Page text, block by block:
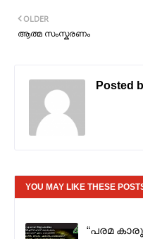
OLDER
ആത്മ സംസ്കരണം
Posted
YOU MAY LIKE THESE
“പരമ